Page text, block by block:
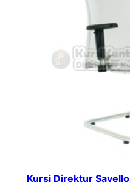
Kursi Direktur